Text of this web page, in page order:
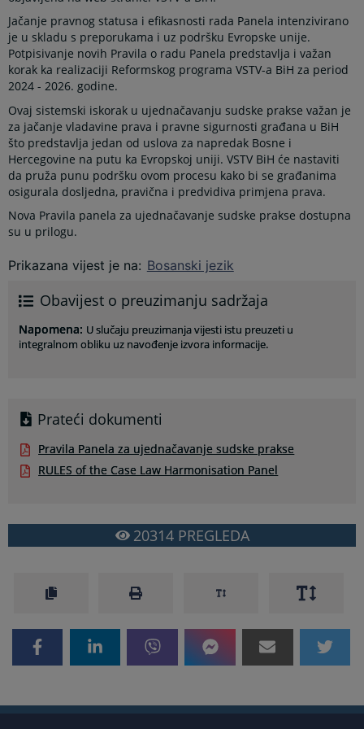
Jačanje pravnog statusa i efikasnosti rada Panela intenzivirano
je u skladu s preporukama i uz podršku Evropske unije.
Potpisivanje novih Pravila o radu Panela predstavlja i važan
korak ka realizaciji Reformskog programa VSTV-a BiH za period
2024 - 2026. godine.
Ovaj sistemski iskorak u ujednačavanju sudske prakse važan je
za jačanje vladavine prava i pravne sigurnosti građana u BiH
što predstavlja jedan od uslova za napredak Bosne i
Hercegovine na putu ka Evropskoj uniji. VSTV BiH će nastaviti
da pruža punu podršku ovom procesu kako bi se građanima
osigurala dosljedna, pravična i predvidiva primjena prava.
Nova Pravila panela za ujednačavanje sudske prakse dostupna
su u prilogu.
Prikazana vijest je na: Bosanski jezik
Obavijest o preuzimanju sadržaja
Napomena: U slučaju preuzimanja vijesti istu preuzeti u
integralnom obliku uz navođenje izvora informacije.
Prateći dokumenti
Pravila Panela za ujednačavanje sudske prakse
RULES of the Case Law Harmonisation Panel
20314PREGLEDA